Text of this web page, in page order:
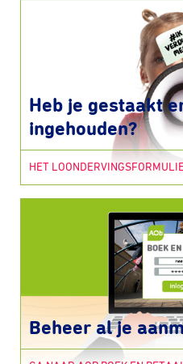
Heb je gestaakt
ingehouden?
HET
Beheer al je